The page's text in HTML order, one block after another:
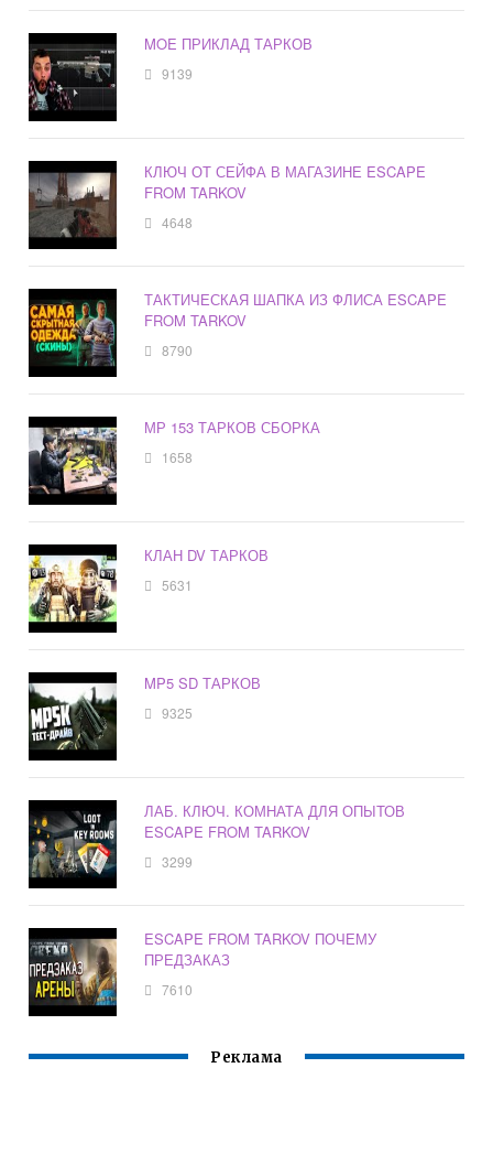
MOE ПРИКЛАД ТАРКОВ
9139
КЛЮЧ ОТ СЕЙФА В МАГАЗИНЕ ESCAPE
FROM TARKOV
4648
ТАКТИЧЕСКАЯ ШАПКА ИЗ ФЛИСА ESCAPE
FROM TARKOV
8790
МР 153 ТАРКОВ СБОРКА
1658
КЛАН DV ТАРКОВ
5631
MP5 SD ТАРКОВ
9325
ЛАБ. КЛЮЧ. КОМНАТА ДЛЯ ОПЫТОВ
ESCAPE FROM TARKOV
3299
ESCAPE FROM TARKOV ПОЧЕМУ
ПРЕДЗАКАЗ
7610
Реклама